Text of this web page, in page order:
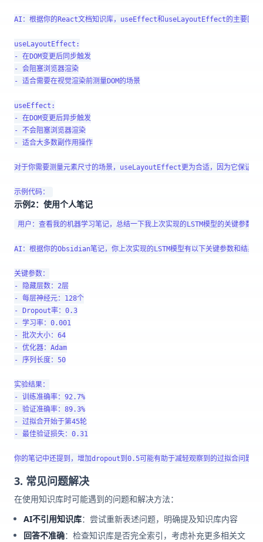
AI：根据你的React文档知识库，useEffect和useLayoutEffect的主要区别
useLayoutEffect:
- 在DOM变更后同步触发
- 会阻塞浏览器渲染
- 适合需要在视觉渲染前测量DOM的场景
useEffect:
- 在DOM变更后异步触发
- 不会阻塞浏览器渲染
- 适合大多数副作用操作
对于你需要测量元素尺寸的场景，useLayoutEffect更为合适，因为它保证在
示例2：使用个人笔记
用户：查看我的机器学习笔记，总结一下我上次实现的LSTM模型的关键参数和
AI：根据你的Obsidian笔记，你上次实现的LSTM模型有以下关键参数和结果：
关键参数：
- 隐藏层数：2层
- 每层神经元：128个
- Dropout率：0.3
- 学习率：0.001
- 批次大小：64
- 优化器：Adam
- 序列长度：50
实验结果：
- 训练准确率：92.7%
- 验证准确率：89.3%
- 过拟合开始于第45轮
- 最佳验证损失：0.31
3. 常见问题解决
在使用知识库时可能遇到的问题和解决方法：
AI不引用知识库：尝试重新表述问题，明确提及知识库内容
回答不准确：检查知识库是否完全索引，考虑补充更多相关文